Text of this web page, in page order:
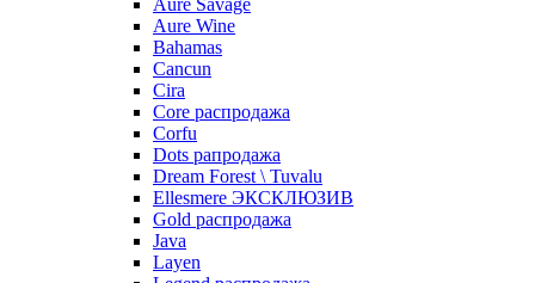
Aure Savage
Aure Wine
Bahamas
Cancun
Cira
Core распродажа
Corfu
Dots рапродажа
Dream Forest \ Tuvalu
Ellesmere ЭКСКЛЮЗИВ
Gold распродажа
Java
Layen